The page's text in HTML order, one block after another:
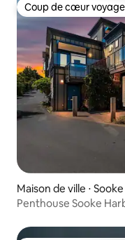
Coup de cœur
Coup de cœur
Maison de ville ⋅ Sooke
Penthouse Sooke